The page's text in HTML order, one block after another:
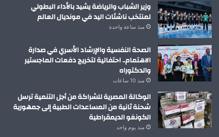
وزير الشباب والرياضة يشيد بالأداء البطولي
لمنتخب ناشئات اليد في مونديال العالم
منذ ساعة واحدة
الصحة النفسية والإرشاد الأسري في صدارة
الاهتمام.. احتفالية لتخريج دفعات الماجستير
والدكتوراه
منذ 10 ساعات
الوكالة المصرية للشراكة من أجل التنمية ترسل
شحنة ثانية من المساعدات الطبية إلى جمهورية
الكونغو الديمقراطية
منذ يوم واحد